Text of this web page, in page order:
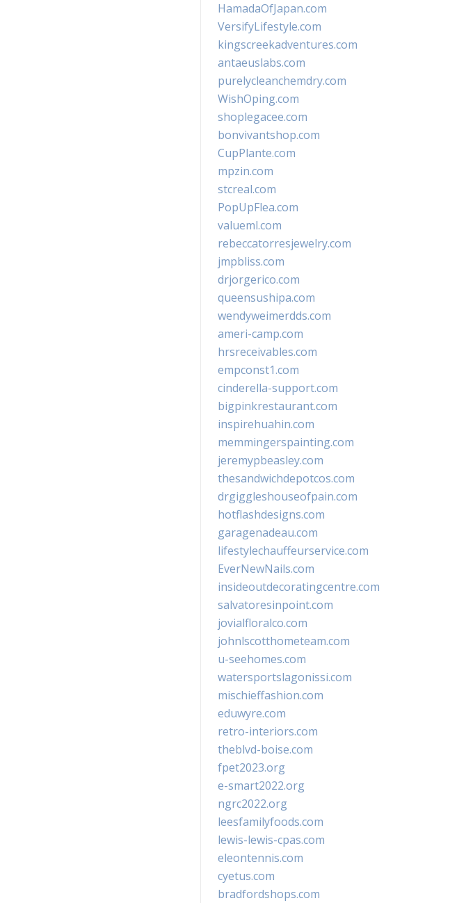
HamadaOfJapan.com
VersifyLifestyle.com
kingscreekadventures.com
antaeuslabs.com
purelycleanchemdry.com
WishOping.com
shoplegacee.com
bonvivantshop.com
CupPlante.com
mpzin.com
stcreal.com
PopUpFlea.com
valueml.com
rebeccatorresjewelry.com
jmpbliss.com
drjorgerico.com
queensushipa.com
wendyweimerdds.com
ameri-camp.com
hrsreceivables.com
empconst1.com
cinderella-support.com
bigpinkrestaurant.com
inspirehuahin.com
memmingerspainting.com
jeremypbeasley.com
thesandwichdepotcos.com
drgiggleshouseofpain.com
hotflashdesigns.com
garagenadeau.com
lifestylechauffeurservice.com
EverNewNails.com
insideoutdecoratingcentre.com
salvatoresinpoint.com
jovialfloralco.com
johnlscotthometeam.com
u-seehomes.com
watersportslagonissi.com
mischieffashion.com
eduwyre.com
retro-interiors.com
theblvd-boise.com
fpet2023.org
e-smart2022.org
ngrc2022.org
leesfamilyfoods.com
lewis-lewis-cpas.com
eleontennis.com
cyetus.com
bradfordshops.com